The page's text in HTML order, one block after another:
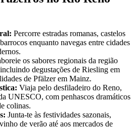
Percorre estradas romanas, castelos
enquanto navegas entre cidades
os sabores regionais da região
degustações de Riesling em
de Pfälzer em Mainz.
Viaja pelo desfiladeiro do Reno,
UNESCO, com penhascos dramáticos
colinas.
Junta-te às festividades sazonais,
de verão até aos mercados de